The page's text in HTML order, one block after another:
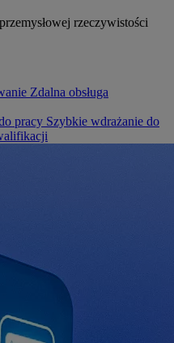
rzeczywistości
Zdalna obsługa
pracy Szybkie wdrażanie do